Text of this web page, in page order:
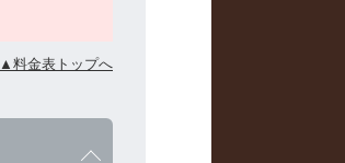
▲料金表トップへ